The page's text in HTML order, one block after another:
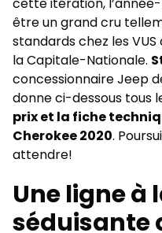
être un grand cru
standards chez les
la Capitale-Nationale.
concessionnaire Jeep
donne ci-dessous tous
prix et la fiche
Cherokee 2020.
attendre!
Une ligne à
séduisante